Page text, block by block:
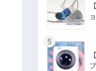
5